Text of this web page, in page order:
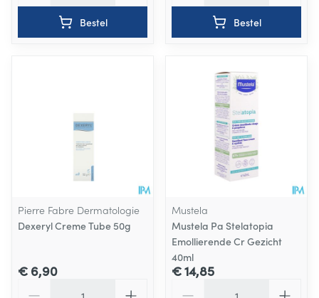
Bestel Bestel
Pierre Fabre Dermatologie
Dexeryl Creme Tube 50g
€ 6,90
Mustela
Mustela Pa Stelatopia
Emollierende Cr Gezicht
40ml
€ 14,85